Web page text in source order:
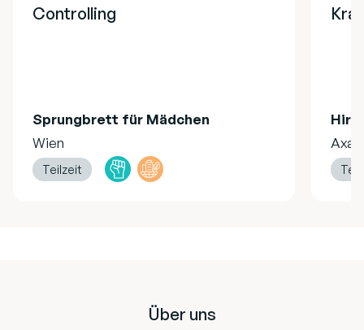
Controlling
Sprungbrett für Mädchen
Wien
Teilzeit
Über uns